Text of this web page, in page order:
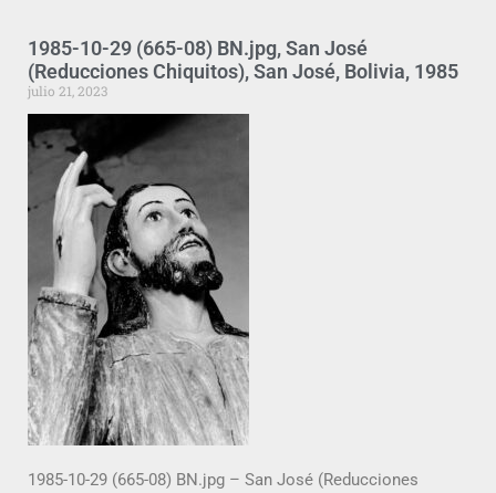
1985-10-29 (665-08) BN.jpg, San José
(Reducciones Chiquitos), San José, Bolivia, 1985
julio 21, 2023
1985-10-29 (665-08) BN.jpg – San José (Reducciones